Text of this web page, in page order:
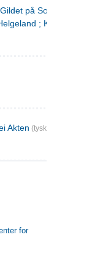
på Solhaug ; Fru
;
Akten (tysk)
for